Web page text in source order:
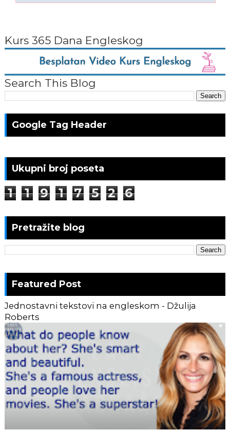
Kurs 365 Dana Engleskog
Search This Blog
Google Tag Header
Ukupni broj poseta
1 1 9 1 7 5 2 6
Pretražite blog
Featured Post
Jednostavni tekstovi na engleskom - Džulija
Roberts